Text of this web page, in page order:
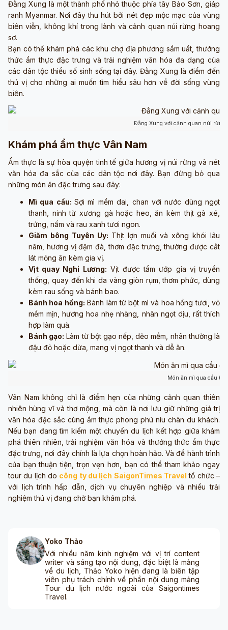
Đằng Xung là một thành phố nhỏ thuộc phía tây Bảo Sơn, giáp
ranh Myanmar. Nơi đây thu hút bởi nét đẹp mộc mạc của vùng
biên viễn, không khí trong lành và cảnh quan núi rừng hoang
sơ.
Bạn có thể khám phá các khu chợ địa phương sầm uất, thưởng
thức ẩm thực đặc trưng và trải nghiệm văn hóa đa dạng của
các dân tộc thiểu số sinh sống tại đây. Đằng Xung là điểm đến
thú vị cho những ai muốn tìm hiểu sâu hơn về đời sống vùng
biên.
Đằng Xung với cảnh quan núi rừng
Khám phá ẩm thực Vân Nam
Ẩm thực là sự hòa quyện tinh tế giữa hương vị núi rừng và nét
văn hóa đa sắc của các dân tộc nơi đây. Bạn đừng bỏ qua
những món ăn đặc trưng sau đây:
Mì qua cầu:Sợi mì mềm dai, chan với nước dùng ngọt
thanh, ninh từ xương gà hoặc heo, ăn kèm thịt gà xé,
trứng, nấm và rau xanh tươi ngon.
Giăm bông Tuyên Uy: Thịt lợn muối và xông khói lâu
năm, hương vị đậm đà, thơm đặc trưng, thường được cắt
lát mỏng ăn kèm gia vị.
Vịt quay Nghi Lương: Vịt được tẩm ướp gia vị truyền
thống, quay đến khi da vàng giòn rụm, thơm phức, dùng
kèm rau sống và bánh bao.
Bánh hoa hồng: Bánh làm từ bột mì và hoa hồng tươi, vỏ
mềm mịn, hương hoa nhẹ nhàng, nhân ngọt dịu, rất thích
hợp làm quà.
Bánh gạo: Làm từ bột gạo nếp, dẻo mềm, nhân thường là
đậu đỏ hoặc dừa, mang vị ngọt thanh và dễ ăn.
Món ăn mì qua cầu
Vân Nam không chỉ là điểm hẹn của những cảnh quan thiên
nhiên hùng vĩ và thơ mộng, mà còn là nơi lưu giữ những giá trị
văn hóa đặc sắc cùng ẩm thực phong phú níu chân du khách.
Nếu bạn đang tìm kiếm một chuyến du lịch kết hợp giữa khám
phá thiên nhiên, trải nghiệm văn hóa và thưởng thức ẩm thực
đặc trưng, nơi đây chính là lựa chọn hoàn hảo. Và để hành trình
của bạn thuận tiện, trọn vẹn hơn, bạn có thể tham khảo ngay
tour du lịch do công ty du lịch SaigonTimes Travel tổ chức –
với lịch trình hấp dẫn, dịch vụ chuyên nghiệp và nhiều trải
nghiệm thú vị đang chờ bạn khám phá.
Yoko Thảo
Với nhiều năm kinh nghiệm với vị trí content
writer và sáng tạo nội dung, đặc biệt là mảng
về du lịch, Thảo Yoko hiện đang là biên tập
viên phụ trách chính về phần nội dung mảng
Tour du lịch nước ngoài của Saigontimes
Travel.